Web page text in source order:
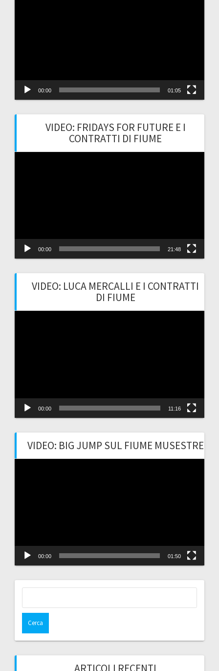
00:00 01:05
VIDEO: FRIDAYS FOR FUTURE E I
CONTRATTI DI FIUME
00:00 21:48
VIDEO: LUCA MERCALLI E I CONTRATTI
DI FIUME
00:00 11:16
VIDEO: BIG JUMP SUL FIUME MUSESTRE
00:00 01:50
ARTICOLI RECENTI